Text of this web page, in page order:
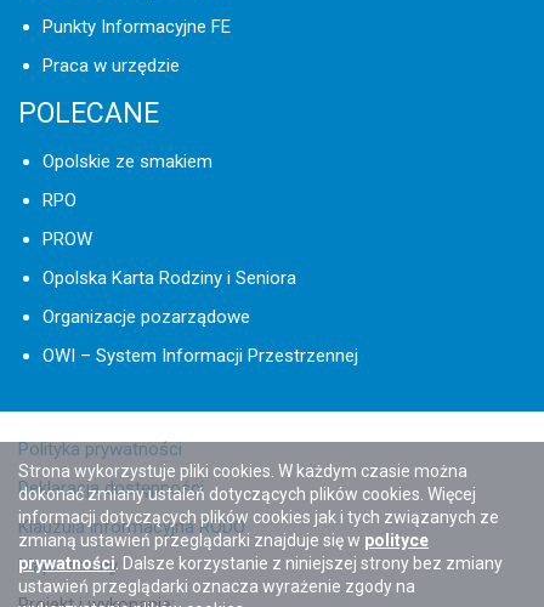
Punkty Informacyjne FE
Praca w urzędzie
POLECANE
Opolskie ze smakiem
RPO
PROW
Opolska Karta Rodziny i Seniora
Organizacje pozarządowe
OWI – System Informacji Przestrzennej
Polityka prywatności
Deklaracja dostępności
Klauzula informacyjna RODO
Mapa strony
Strona wykorzystuje pliki cookies. W każdym czasie można
dokonać zmiany ustaleń dotyczących plików cookies. Więcej
informacji dotyczących plików cookies jak i tych związanych ze
zmianą ustawień przeglądarki znajduje się w polityce
prywatności. Dalsze korzystanie z niniejszej strony bez zmiany
ustawień przeglądarki oznacza wyrażenie zgody na